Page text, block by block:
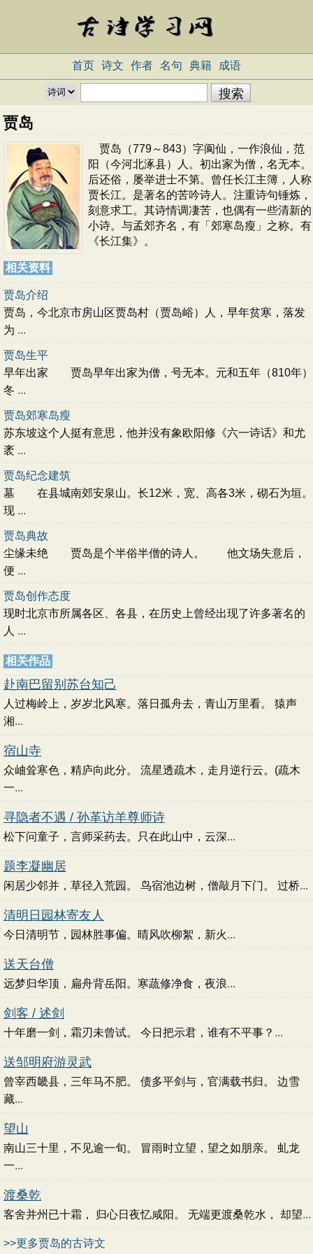
首页 诗文 作者 名句 典籍 成语
贾岛
贾岛（779～843）字阆仙，一作浪仙，范
阳（今河北涿县）人。初出家为僧，名无本。
后还俗，屡举进士不第。曾任长江主簿，人称
贾长江。是著名的苦吟诗人。注重诗句锤炼，
刻意求工。其诗情调凄苦，也偶有一些清新的
小诗。与孟郊齐名，有「郊寒岛瘦」之称。有
《长江集》。
相关资料
贾岛介绍
贾岛，今北京市房山区贾岛村（贾岛峪）人，早年贫寒，落发
为 ...
贾岛生平
早年出家 贾岛早年出家为僧，号无本。元和五年（810年）
冬 ...
贾岛郊寒岛瘦
苏东坡这个人挺有意思，他并没有象欧阳修《六一诗话》和尤
袤 ...
贾岛纪念建筑
墓 在县城南郊安泉山。长12米，宽、高各3米，砌石为垣。
现 ...
贾岛典故
尘缘未绝 贾岛是个半俗半僧的诗人。 他文场失意后，
便 ...
贾岛创作态度
现时北京市所属各区、各县，在历史上曾经出现了许多著名的
人 ...
相关作品
赴南巴留别苏台知己
人过梅岭上，岁岁北风寒。落日孤舟去，青山万里看。 猿声
湘...
宿山寺
众岫耸寒色，精庐向此分。 流星透疏木，走月逆行云。(疏木
一...
寻隐者不遇 / 孙革访羊尊师诗
松下问童子，言师采药去。只在此山中，云深...
题李凝幽居
闲居少邻并，草径入荒园。 鸟宿池边树，僧敲月下门。 过桥...
清明日园林寄友人
今日清明节，园林胜事偏。晴风吹柳絮，新火...
送天台僧
远梦归华顶，扁舟背岳阳。寒蔬修净食，夜浪...
剑客 / 述剑
十年磨一剑，霜刃未曾试。 今日把示君，谁有不平事？ ...
送邹明府游灵武
曾宰西畿县，三年马不肥。 债多平剑与，官满载书归。 边雪
藏...
望山
南山三十里，不见逾一旬。 冒雨时立望，望之如朋亲。 虬龙
一...
渡桑乾
客舍并州已十霜， 归心日夜忆咸阳。 无端更渡桑乾水， 却望...
>>更多贾岛的古诗文